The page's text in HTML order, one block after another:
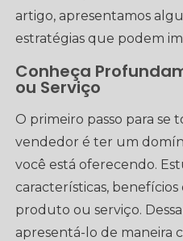
artigo, apresentamos
estratégias que podem
Conheça
ou Serviço
O primeiro passo para
vendedor é ter um
você está oferecendo.
características, benefícios
produto ou serviço.
apresentá-lo de maneira